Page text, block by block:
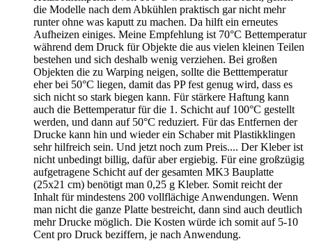
die Modelle nach dem Abkühlen praktisch gar nicht mehr
runter ohne was kaputt zu machen. Da hilft ein erneutes
Aufheizen einiges. Meine Empfehlung ist 70°C Bettemperatur
während dem Druck für Objekte die aus vielen kleinen Teilen
bestehen und sich deshalb wenig verziehen. Bei großen
Objekten die zu Warping neigen, sollte die Betttemperatur
eher bei 50°C liegen, damit das PP fest genug wird, dass es
sich nicht so stark biegen kann. Für stärkere Haftung kann
auch die Bettemperatur für die 1. Schicht auf 100°C gestellt
werden, und dann auf 50°C reduziert. Für das Entfernen der
Drucke kann hin und wieder ein Schaber mit Plastikklingen
sehr hilfreich sein. Und jetzt noch zum Preis.... Der Kleber ist
nicht unbedingt billig, dafür aber ergiebig. Für eine großzügig
aufgetragene Schicht auf der gesamten MK3 Bauplatte
(25x21 cm) benötigt man 0,25 g Kleber. Somit reicht der
Inhalt für mindestens 200 vollflächige Anwendungen. Wenn
man nicht die ganze Platte bestreicht, dann sind auch deutlich
mehr Drucke möglich. Die Kosten würde ich somit auf 5-10
Cent pro Druck beziffern, je nach Anwendung.